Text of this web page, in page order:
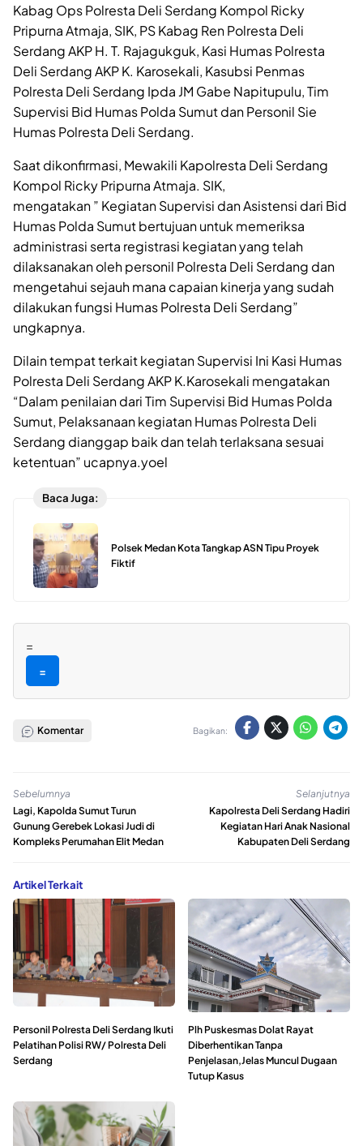
Kabag Ops Polresta Deli Serdang Kompol Ricky
Pripurna Atmaja, SIK, PS Kabag Ren Polresta Deli
Serdang AKP H. T. Rajagukguk, Kasi Humas Polresta
Deli Serdang AKP K. Karosekali, Kasubsi Penmas
Polresta Deli Serdang Ipda JM Gabe Napitupulu, Tim
Supervisi Bid Humas Polda Sumut dan Personil Sie
Humas Polresta Deli Serdang.
Saat dikonfirmasi, Mewakili Kapolresta Deli Serdang
Kompol Ricky Pripurna Atmaja. SIK,
mengatakan ” Kegiatan Supervisi dan Asistensi dari Bid
Humas Polda Sumut bertujuan untuk memeriksa
administrasi serta registrasi kegiatan yang telah
dilaksanakan oleh personil Polresta Deli Serdang dan
mengetahui sejauh mana capaian kinerja yang sudah
dilakukan fungsi Humas Polresta Deli Serdang”
ungkapnya.
Dilain tempat terkait kegiatan Supervisi Ini Kasi Humas
Polresta Deli Serdang AKP K.Karosekali mengatakan
“Dalam penilaian dari Tim Supervisi Bid Humas Polda
Sumut, Pelaksanaan kegiatan Humas Polresta Deli
Serdang dianggap baik dan telah terlaksana sesuai
ketentuan” ucapnya.yoel
Baca Juga:
Polsek Medan Kota Tangkap ASN Tipu Proyek
Fiktif
=
=
Komentar Bagikan:
Sebelumnya
Lagi, Kapolda Sumut Turun
Gunung Gerebek Lokasi Judi di
Kompleks Perumahan Elit Medan
Selanjutnya
Kapolresta Deli Serdang Hadiri
Kegiatan Hari Anak Nasional
Kabupaten Deli Serdang
Artikel Terkait
Personil Polresta Deli Serdang Ikuti
Pelatihan Polisi RW/ Polresta Deli
Serdang
Plh Puskesmas Dolat Rayat
Diberhentikan Tanpa
Penjelasan,Jelas Muncul Dugaan
Tutup Kasus